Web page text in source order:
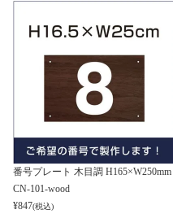
番号プレート 木目調 H165×W250mm
CN-101-wood
¥847(税込)